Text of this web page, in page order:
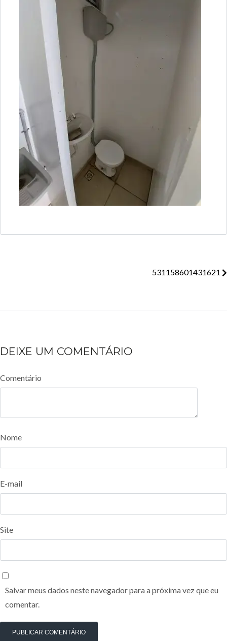
531158601431621
DEIXE UM COMENTÁRIO
Comentário
Nome
E-mail
Site
Salvar meus dados neste navegador para a próxima vez que eu
comentar.